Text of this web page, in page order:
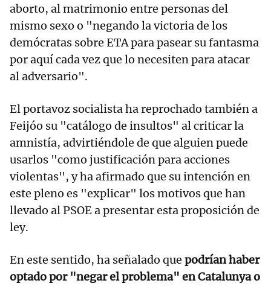
aborto, al matrimonio entre personas del
mismo sexo o "negando la victoria de los
demócratas sobre ETA para pasear su fantasma
por aquí cada vez que lo necesiten para atacar
al adversario".
El portavoz socialista ha reprochado también a
Feijóo su "catálogo de insultos" al criticar la
amnistía, advirtiéndole de que alguien puede
usarlos "como justificación para acciones
violentas", y ha afirmado que su intención en
este pleno es "explicar" los motivos que han
llevado al PSOE a presentar esta proposición de
ley.
En este sentido, ha señalado que podrían haber
optado por "negar el problema" en Catalunya o